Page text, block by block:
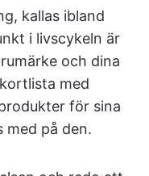
kallas ibland
i livscykeln är
och dina
med
för sina
med på den.